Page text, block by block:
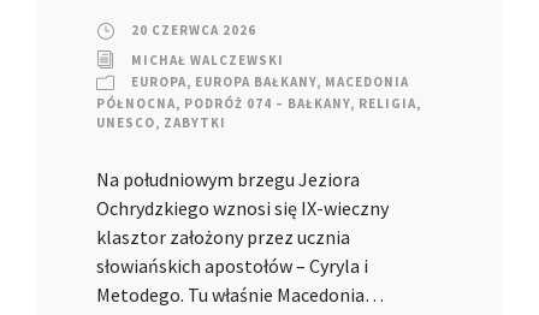
20 CZERWCA 2026
MICHAŁ WALCZEWSKI
EUROPA, EUROPA BAŁKANY, MACEDONIA
PÓŁNOCNA, PODRÓŻ 074 – BAŁKANY, RELIGIA,
UNESCO, ZABYTKI
Na południowym brzegu Jeziora
Ochrydzkiego wznosi się IX-wieczny
klasztor założony przez ucznia
słowiańskich apostołów – Cyryla i
Metodego. Tu właśnie Macedonia…